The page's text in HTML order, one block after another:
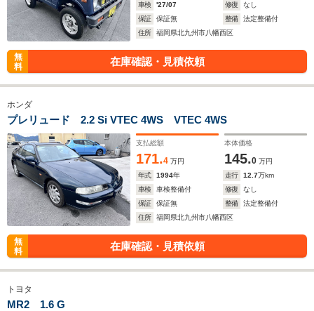
車検
'27/07 修復
なし
保証
保証無 整備
法定整備付
住所
福岡県北九州市八幡西区
無
料
在庫確認・見積依頼
ホンダ
プレリュード 2.2 Si VTEC 4WS VTEC 4WS
支払総額
171.4 万円
本体価格
145.0 万円
年式
1994年 走行 12.7万km
車検
車検整備付 修復
なし
保証
保証無 整備
法定整備付
住所
福岡県北九州市八幡西区
無
料
在庫確認・見積依頼
トヨタ
MR2 1.6 G